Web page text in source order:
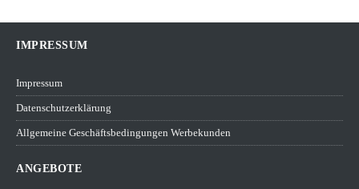
IMPRESSUM
Impressum
Datenschutzerklärung
Allgemeine Geschäftsbedingungen Werbekunden
ANGEBOTE